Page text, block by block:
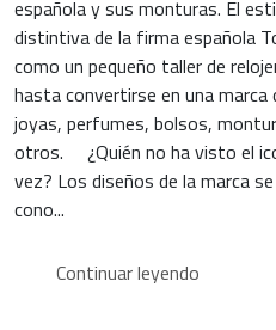
española y sus monturas. El
distintiva de la firma española
como un pequeño taller de
hasta convertirse en una marca
joyas, perfumes, bolsos,
otros. ¿Quién no ha visto el
vez? Los diseños de la marca
cono...
Continuar leyendo